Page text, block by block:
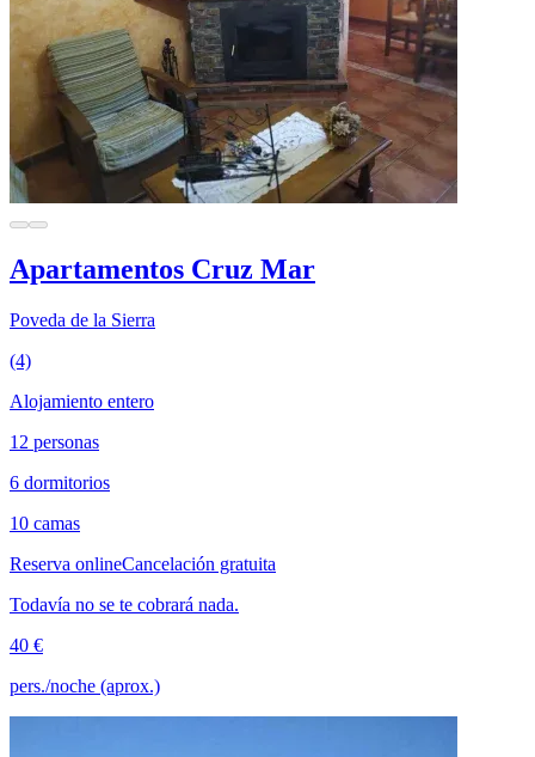
Apartamentos Cruz Mar
Poveda de la Sierra
(4)
Alojamiento entero
12 personas
6 dormitorios
10 camas
Reserva onlineCancelación gratuita
Todavía no se te cobrará nada.
40 €
pers./noche (aprox.)